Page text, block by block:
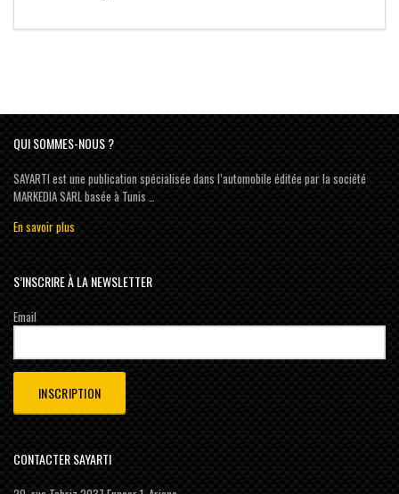
QUI SOMMES-NOUS ?
SAYARTI est une publication spécialisée dans l’automobile éditée par la société
MARKEDIA SARL basée à Tunis …
En savoir plus
S’INSCRIRE À LA NEWSLETTER
Email
CONTACTER SAYARTI